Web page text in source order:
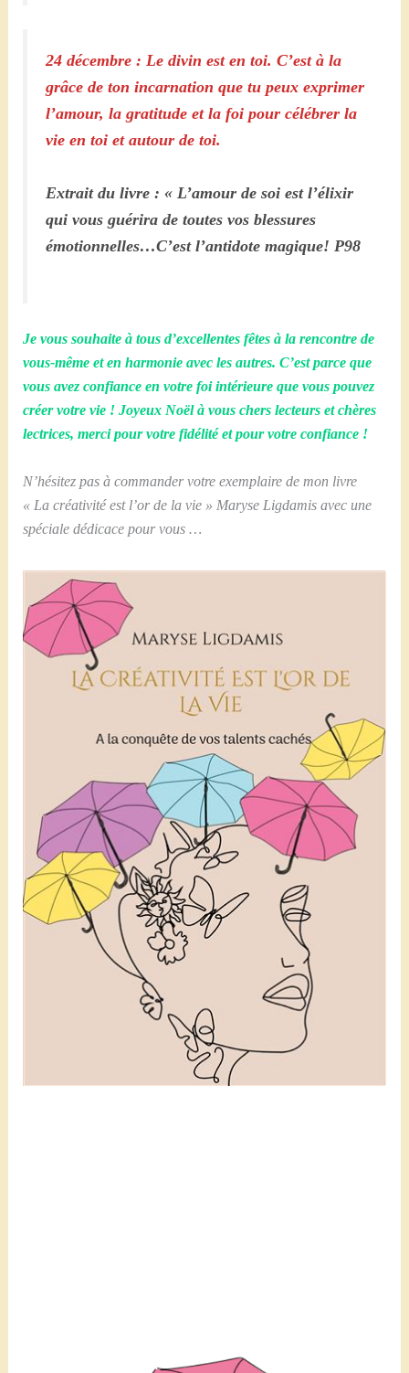
24 décembre : Le divin est en toi. C’est à la
grâce de ton incarnation que tu peux exprimer
l’amour, la gratitude et la foi pour célébrer la
vie en toi et autour de toi.
Extrait du livre : « L’amour de soi est l’élixir
qui vous guérira de toutes vos blessures
émotionnelles…C’est l’antidote magique! P98
Je vous souhaite à tous d’excellentes fêtes à la rencontre de
vous-même et en harmonie avec les autres. C’est parce que
vous avez confiance en votre foi intérieure que vous pouvez
créer votre vie ! Joyeux Noël à vous chers lecteurs et chères
lectrices, merci pour votre fidélité et pour votre confiance !
N’hésitez pas à commander votre exemplaire de mon livre
« La créativité est l’or de la vie » Maryse Ligdamis avec une
spéciale dédicace pour vous …